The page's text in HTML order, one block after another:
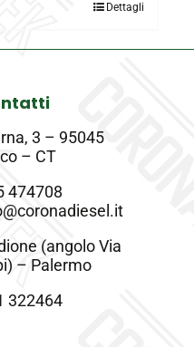
Dettagli
3 – 95045
– CT
474708
(angolo Via
– Palermo
322464